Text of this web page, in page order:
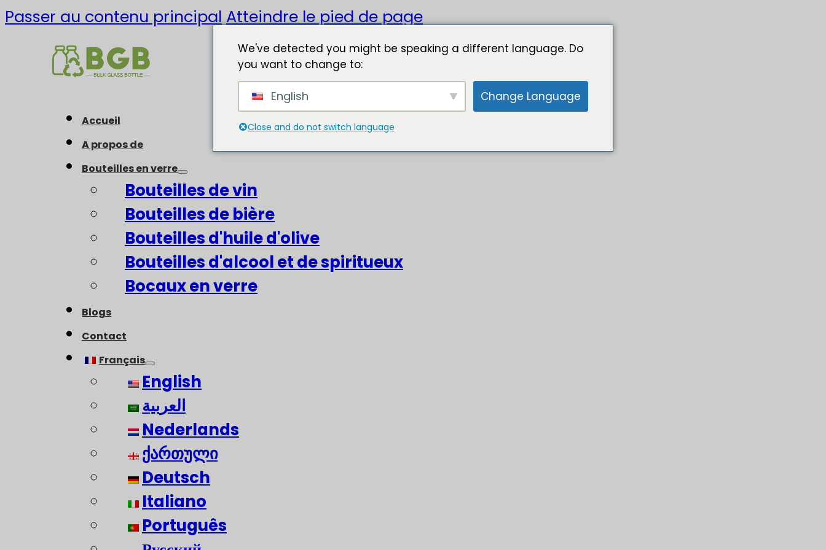
Passer au contenu principalAtteindre le pied de page
Accueil
A propos de
Bouteilles en verre
Bouteilles de vin
Bouteilles de bière
Bouteilles d'huile d'olive
Bouteilles d'alcool et de spiritueux
Bocaux en verre
Blogs
Contact
Français
English
العربية
Nederlands
ქართული
Deutsch
Italiano
Português
We've detected you might be speaking a different language. Do
you want to change to:
English Change Language
Close and do not switch language